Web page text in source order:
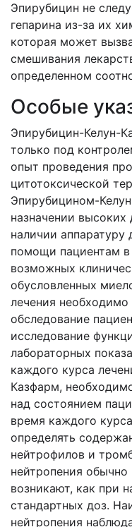
Эпирубицин не
гепарина из-за их
которая может
смешивания
определенном
Особые
Эпирубицин-Келун-
только под
опыт проведения
цитотоксической
Эпирубицином-
назначении
наличии аппаратуру
помощи пациентам в
возможных
обусловленных
лечения
обследование
исследование
лабораторных
каждого курса
Казфарм,
над состоянием
время каждого
определять
нейтрофилов и
нейтропения
возникают, как при
стандартных доз.
нейтропения